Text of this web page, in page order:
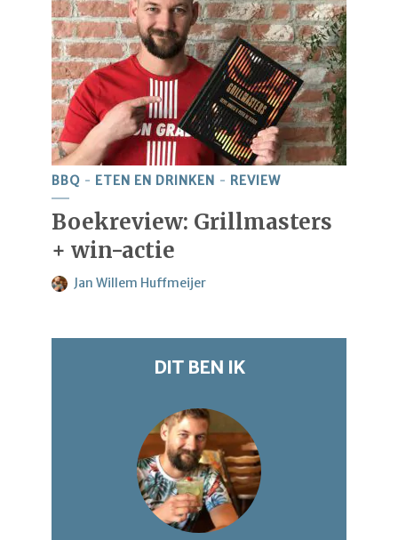
BBQ ETEN EN DRINKEN REVIEW
Boekreview: Grillmasters
+ win-actie
Jan Willem Huffmeijer
DIT BEN IK